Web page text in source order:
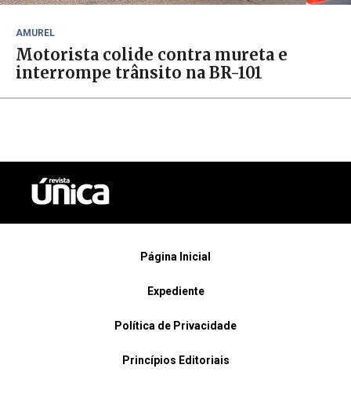
AMUREL
Motorista colide contra mureta e
interrompe trânsito na BR-101
Página Inicial
Expediente
Política de Privacidade
Princípios Editoriais